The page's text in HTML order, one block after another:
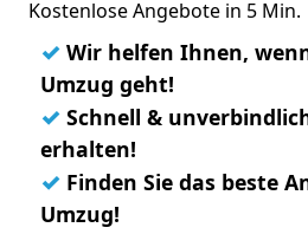
Kostenlose Angebote in 5 Min.
✓ Wir helfen Ihnen,
Umzug geht!
✓ Schnell &
erhalten!
✓ Finden Sie das beste
Umzug!